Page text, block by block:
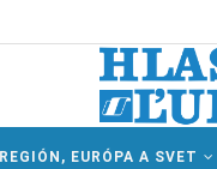
REGIÓN, EURÓPA A SVET